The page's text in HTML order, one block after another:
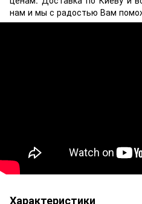
нам и мы с радостью Вам
Характеристики